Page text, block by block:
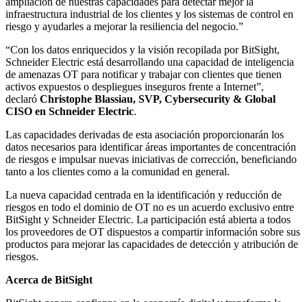
infraestructura industrial de los clientes y los sistemas de control en
riesgo y ayudarles a mejorar la resiliencia del negocio.”
“Con los datos enriquecidos y la visión recopilada por BitSight,
Schneider Electric está desarrollando una capacidad de inteligencia
de amenazas OT para notificar y trabajar con clientes que tienen
activos expuestos o despliegues inseguros frente a Internet”,
declaró Christophe Blassiau, SVP, Cybersecurity & Global
CISO en Schneider Electric.
Las capacidades derivadas de esta asociación proporcionarán los
datos necesarios para identificar áreas importantes de concentración
de riesgos e impulsar nuevas iniciativas de corrección, beneficiando
tanto a los clientes como a la comunidad en general.
La nueva capacidad centrada en la identificación y reducción de
riesgos en todo el dominio de OT no es un acuerdo exclusivo entre
BitSight y Schneider Electric. La participación está abierta a todos
los proveedores de OT dispuestos a compartir información sobre sus
productos para mejorar las capacidades de detección y atribución de
riesgos.
Acerca de BitSight